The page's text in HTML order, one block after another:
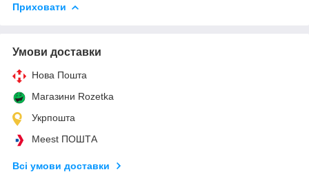
Приховати
Умови доставки
Нова Пошта
Магазини Rozetka
Укрпошта
Meest ПОШТА
Всі умови доставки